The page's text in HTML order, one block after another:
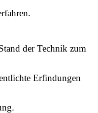
der Technik zum
Erfindungen